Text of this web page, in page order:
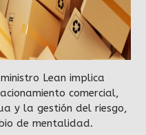
Lean implica
comercial,
y la gestión del riesgo,
de mentalidad.